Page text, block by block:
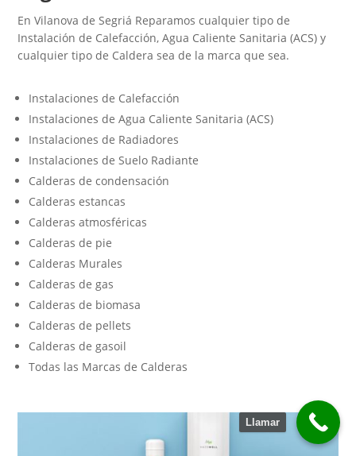
En Vilanova de Segriá Reparamos cualquier tipo de
Instalación de Calefacción, Agua Caliente Sanitaria (ACS) y
cualquier tipo de Caldera sea de la marca que sea.
Instalaciones de Calefacción
Instalaciones de Agua Caliente Sanitaria (ACS)
Instalaciones de Radiadores
Instalaciones de Suelo Radiante
Calderas de condensación
Calderas estancas
Calderas atmosféricas
Calderas de pie
Calderas Murales
Calderas de gas
Calderas de biomasa
Calderas de pellets
Calderas de gasoil
Todas las Marcas de Calderas
Llamar